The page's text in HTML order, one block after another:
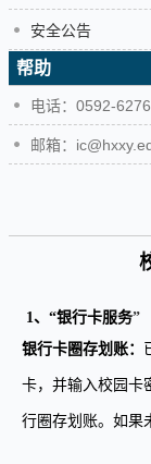
安全公告
帮助
电话：0592-
邮箱：
1 、“银行卡服务”
银行卡圈存划账：
卡，并输入校园卡
行圈存划账。如果